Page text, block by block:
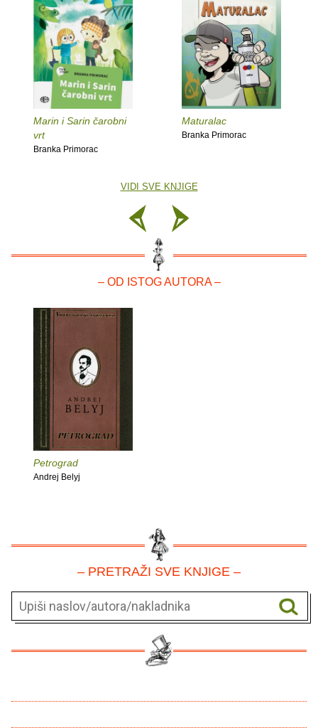
Marin i Sarin čarobni
vrt
Branka Primorac
Maturalac
Branka Primorac
VIDI SVE KNJIGE
– OD ISTOG AUTORA –
Petrograd
Andrej Belyj
– PRETRAŽI SVE KNJIGE –